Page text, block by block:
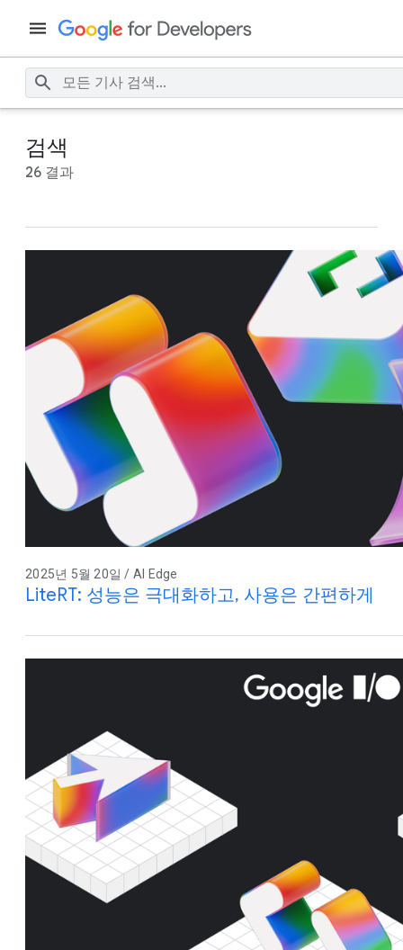
검색
26 결과
2025년 5월 20일 / AI Edge
LiteRT: 성능은 극대화하고, 사용은 간편하게